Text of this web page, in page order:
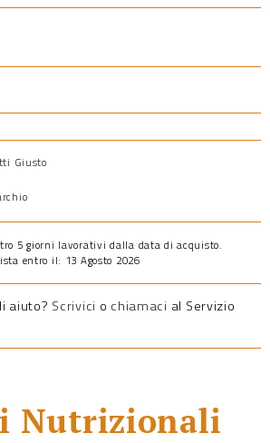
Giusto
5 giorni lavorativi dalla data di acquisto.
entro il: 13 Agosto 2026
aiuto? Scrivici o chiamaci al Servizio
Nutrizionali